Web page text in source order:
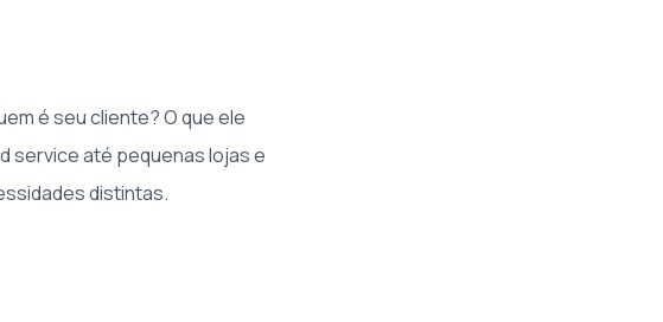
é seu cliente? O que ele
service até pequenas lojas e
distintas.